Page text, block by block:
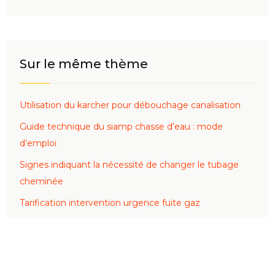
Sur le même thème
Utilisation du karcher pour débouchage canalisation
Guide technique du siamp chasse d’eau : mode
d’emploi
Signes indiquant la nécessité de changer le tubage
cheminée
Tarification intervention urgence fuite gaz